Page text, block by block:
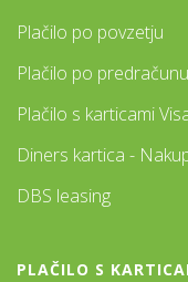
Plačilo po povzetju
Plačilo po
Plačilo s karticami
Diners kartica -
DBS leasing
PLAČILO S